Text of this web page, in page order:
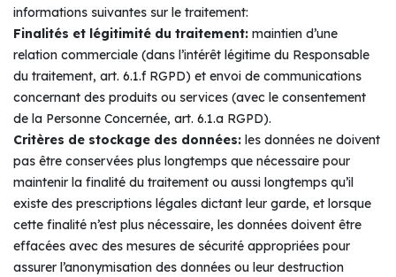
informations suivantes sur le traitement:
Finalités et légitimité du traitement: maintien d’une
relation commerciale (dans l’intérêt légitime du Responsable
du traitement, art. 6.1.f RGPD) et envoi de communications
concernant des produits ou services (avec le consentement
de la Personne Concernée, art. 6.1.a RGPD).
Critères de stockage des données: les données ne doivent
pas être conservées plus longtemps que nécessaire pour
maintenir la finalité du traitement ou aussi longtemps qu’il
existe des prescriptions légales dictant leur garde, et lorsque
cette finalité n’est plus nécessaire, les données doivent être
effacées avec des mesures de sécurité appropriées pour
assurer l’anonymisation des données ou leur destruction